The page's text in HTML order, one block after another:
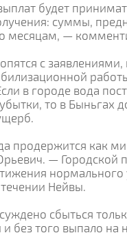
будет
суммы,
месяцам, —
с заявлениями,
в городе вода
то в
продержится как
— Городской
нормального
Нейвы.
сбыться
и без того выпало